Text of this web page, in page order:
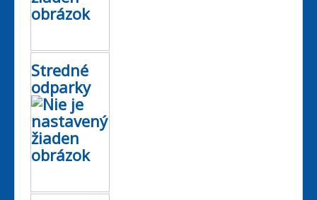
Stredné
odparky